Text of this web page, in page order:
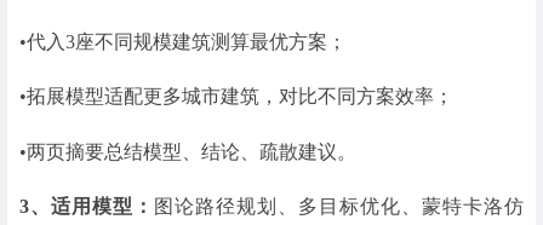
•代入3座不同规模建筑测算最优方案；
•拓展模型适配更多城市建筑，对比不同方案效率；
•两页摘要总结模型、结论、疏散建议。
3、适用模型： 图论路径规划、多目标优化、蒙特卡洛仿